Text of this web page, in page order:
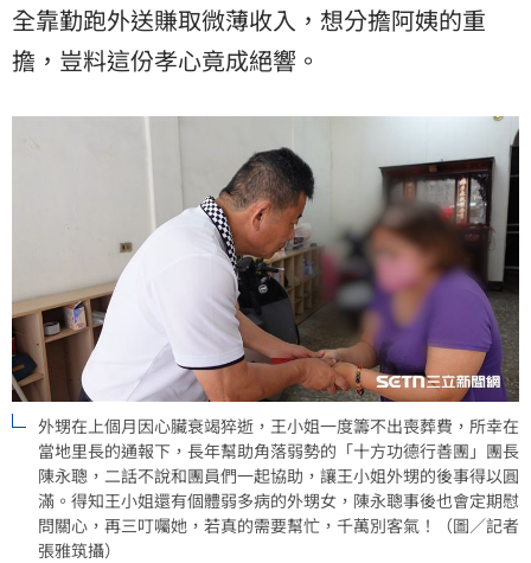
全靠勤跑外送賺取微薄收入，想分擔阿姨的重
擔，豈料這份孝心竟成絕響。
外甥在上個月因心臟衰竭猝逝，王小姐一度籌不出喪葬費，所幸在
當地里長的通報下，長年幫助角落弱勢的「十方功德行善團」團長
陳永聰，二話不說和團員們一起協助，讓王小姐外甥的後事得以圓
滿。得知王小姐還有個體弱多病的外甥女，陳永聰事後也會定期慰
問關心，再三叮囑她，若真的需要幫忙，千萬別客氣！（圖／記者
張雅筑攝）